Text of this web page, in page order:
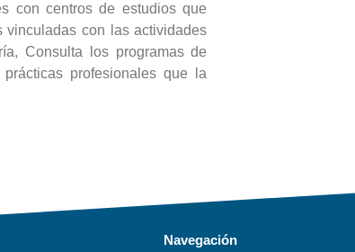
con centros de estudios que
vinculadas con las actividades
Consulta los programas de
profesionales que la
Navegación